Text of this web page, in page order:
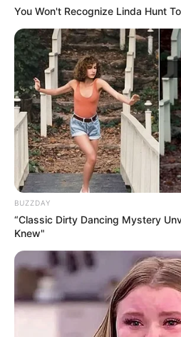
You Won't Recognize Linda Hunt
BUZZDAY
“Classic Dirty Dancing Mystery
Knew"